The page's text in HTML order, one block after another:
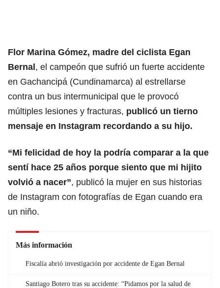
Flor Marina Gómez, madre del ciclista Egan
Bernal, el campeón que sufrió un fuerte accidente
en Gachancipá (Cundinamarca) al estrellarse
contra un bus intermunicipal que le provocó
múltiples lesiones y fracturas, publicó un tierno
mensaje en Instagram recordando a su hijo.
“Mi felicidad de hoy la podría comparar a la que
sentí hace 25 años porque siento que mi hijito
volvió a nacer”, publicó la mujer en sus historias
de Instagram con fotografías de Egan cuando era
un niño.
Más información
Fiscalía abrió investigación por accidente de Egan Bernal
Santiago Botero tras su accidente: “Pidamos por la salud de